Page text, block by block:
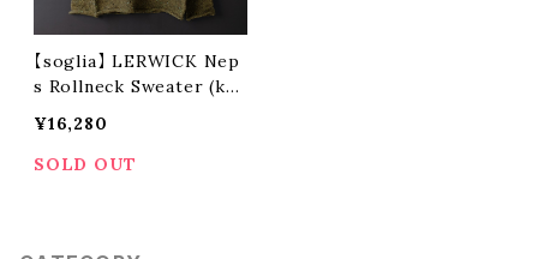
【soglia】 LERWICK Nep
s Rollneck Sweater (kha
¥16,280
SOLD OUT